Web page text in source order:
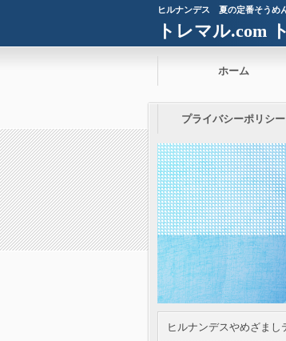
ヒルナンデス 夏の定番そうめ
トレマル.com
ホーム
プライバシーポリシー
ヒルナンデスやめざまし